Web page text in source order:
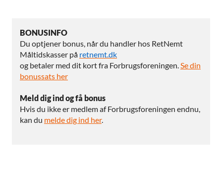
BONUSINFO
Du optjener bonus, når du handler hos RetNemt
Måltidskasser på retnemt.dk
og betaler med dit kort fra Forbrugsforeningen. Se din
bonussats her
Meld dig ind og få bonus
Hvis du ikke er medlem af Forbrugsforeningen endnu,
kan du melde dig ind her.